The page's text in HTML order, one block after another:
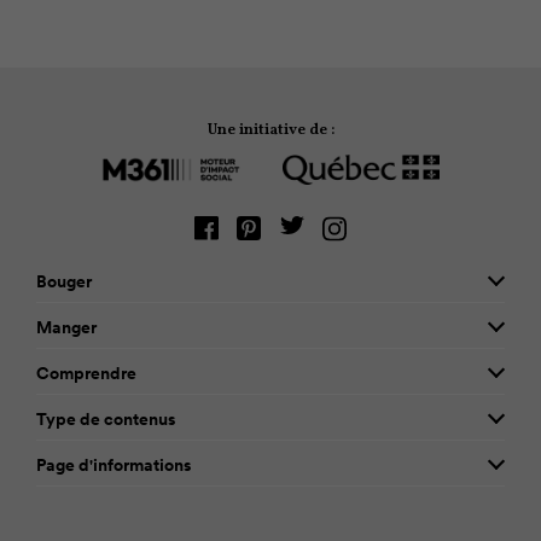
Une initiative de :
Bouger
Manger
Comprendre
Type de contenus
Page d'informations